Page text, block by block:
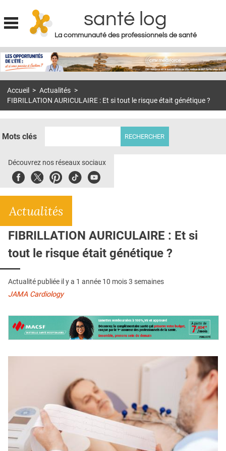
Jump to navigation
santé log
La communauté des professionnels de santé
MON COMPTE
S'ABONNER À LA REVUE SOIN À DOMICILE
DOSSIERS
E-REVUE SAD
L'APP
QUI SOMMES-NOUS ?
PUBLICITÉ
CONDITIONS GÉNÉRALES
CONTACT
Accueil > Actualités >
FIBRILLATION AURICULAIRE : Et si tout le risque était génétique ?
Mots clés
Découvrez nos réseaux sociaux
FacebookTwitterPinterest
TiktokYoubute
Actualités
FIBRILLATION AURICULAIRE : Et si
tout le risque était génétique ?
Actualité publiée il y a 1 année 10 mois 3 semaines
JAMA Cardiology